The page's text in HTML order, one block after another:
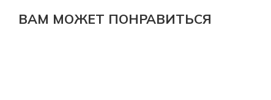
ВАМ МОЖЕТ ПОНРАВИТЬСЯ